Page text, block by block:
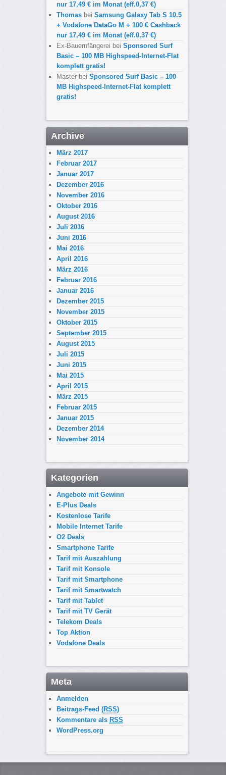
nur 17,49 € im Monat (eff.0,37 €)
Thomasbei Samsung Galaxy Tab S 10.5
+ Vodafone DataGo M + 100 € Cashback
nur 17,49 € im Monat (eff.0,37 €)
Ex-Bauernfängerei bei Sponsored Surf
Basic – 100 MB Highspeed-Internet-Flat
komplett gratis!
Masterbei Sponsored Surf Basic – 100
MB Highspeed-Internet-Flat komplett
gratis!
Archive
März 2017
Februar 2017
Januar 2017
Dezember 2016
November 2016
Oktober 2016
August 2016
Juli 2016
Juni 2016
Mai 2016
April 2016
März 2016
Februar 2016
Januar 2016
Dezember 2015
November 2015
Oktober 2015
September 2015
August 2015
Juli 2015
Juni 2015
Mai 2015
April 2015
März 2015
Februar 2015
Januar 2015
Dezember 2014
November 2014
Kategorien
Angebote mit Gewinn
E-Plus Deals
Kostenlose Tarife
Mobile Internet Tarife
O2 Deals
Smartphone Tarife
Tarif mit Auszahlung
Tarif mit Konsole
Tarif mit Smartphone
Tarif mit Smartwatch
Tarif mit Tablet
Tarif mit TV Gerät
Telekom Deals
Top Aktion
Vodafone Deals
Meta
Anmelden
Beitrags-Feed (RSS)
Kommentare als RSS
WordPress.org